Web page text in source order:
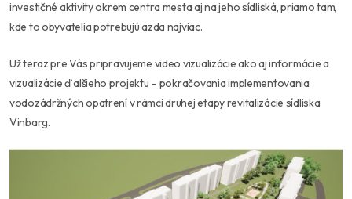
investičné aktivity okrem centra mesta aj na jeho sídliská, priamo tam,
kde to obyvatelia potrebujú azda najviac.
Už teraz pre Vás pripravujeme video vizualizácie ako aj informácie a
vizualizácie ďalšieho projektu – pokračovania implementovania
vodozádržných opatrení v rámci druhej etapy revitalizácie sídliska
Vinbarg.